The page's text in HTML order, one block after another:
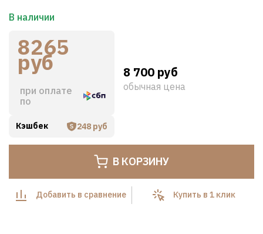
В наличии
8265
руб
при оплате
по
Кэшбек 248 руб
8 700 руб
обычная цена
В КОРЗИНУ
Добавить в сравнение Купить в 1 клик